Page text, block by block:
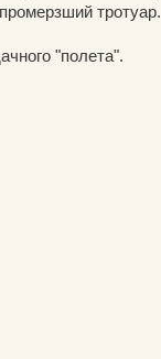
тротуар.
"полета".